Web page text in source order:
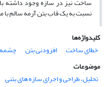
ساخت نیز در سازه وجود داشته
نسبت به یک قاب بتن آرمه سالم با
کلیدواژه‌ها
خطای ساخت
افزودنی بتن
موضوعات
تحلیل، طراحی و اجرای سازه های بتنی